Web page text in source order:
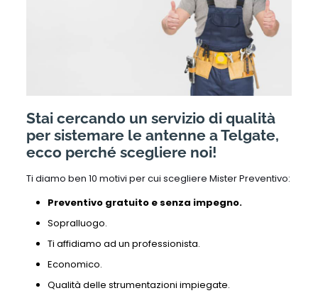
Stai cercando un servizio di qualità
per sistemare le antenne a Telgate,
ecco perché scegliere noi!
Ti diamo ben 10 motivi per cui scegliere Mister Preventivo:
Preventivo gratuito e senza impegno.
Sopralluogo.
Ti affidiamo ad un professionista.
Economico.
Qualità delle strumentazioni impiegate.